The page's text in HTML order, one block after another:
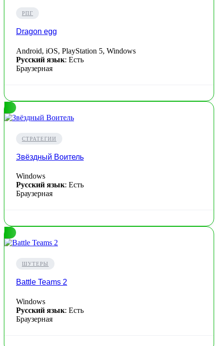
РПГ
Dragon egg
Android, iOS, PlayStation 5, Windows
Русский язык: Есть
Браузерная
СТРАТЕГИИ
Звёздный Воитель
Windows
Русский язык: Есть
Браузерная
ШУТЕРЫ
Battle Teams 2
Windows
Русский язык: Есть
Браузерная